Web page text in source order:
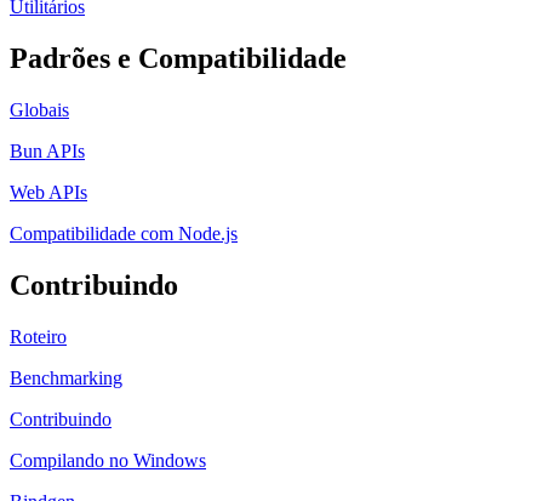
Utilitários
Padrões e Compatibilidade
Globais
Bun APIs
Web APIs
Compatibilidade com Node.js
Contribuindo
Roteiro
Benchmarking
Contribuindo
Compilando no Windows